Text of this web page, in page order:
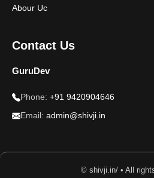
Abour Uc
Contact Us
GuruDev
Phone: +91 9420904646
Email: admin@shivji.in
© shivji.in/ • All